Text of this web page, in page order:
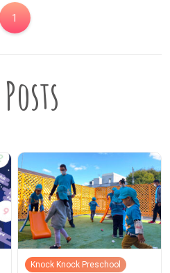
1
Posts
Knock Knock Preschool